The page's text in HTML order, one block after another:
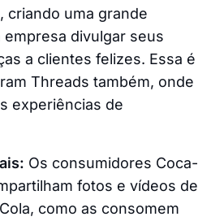
criando uma grande
divulgar seus
a clientes felizes. Essa é
Threads também, onde
experiências de
Os consumidores Coca-
fotos e vídeos de
como as consomem